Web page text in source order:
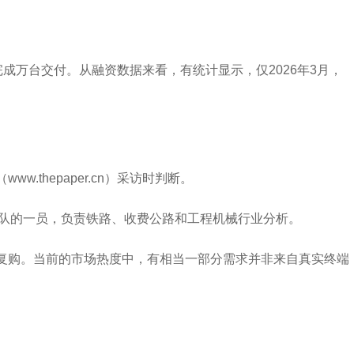
万台交付。从融资数据来看，有统计显示，仅2026年3月，
www.thepaper.cn）采访时判断。
一员，负责铁路、收费公路和工程机械行业分析。
。当前的市场热度中，有相当一部分需求并非来自真实终端